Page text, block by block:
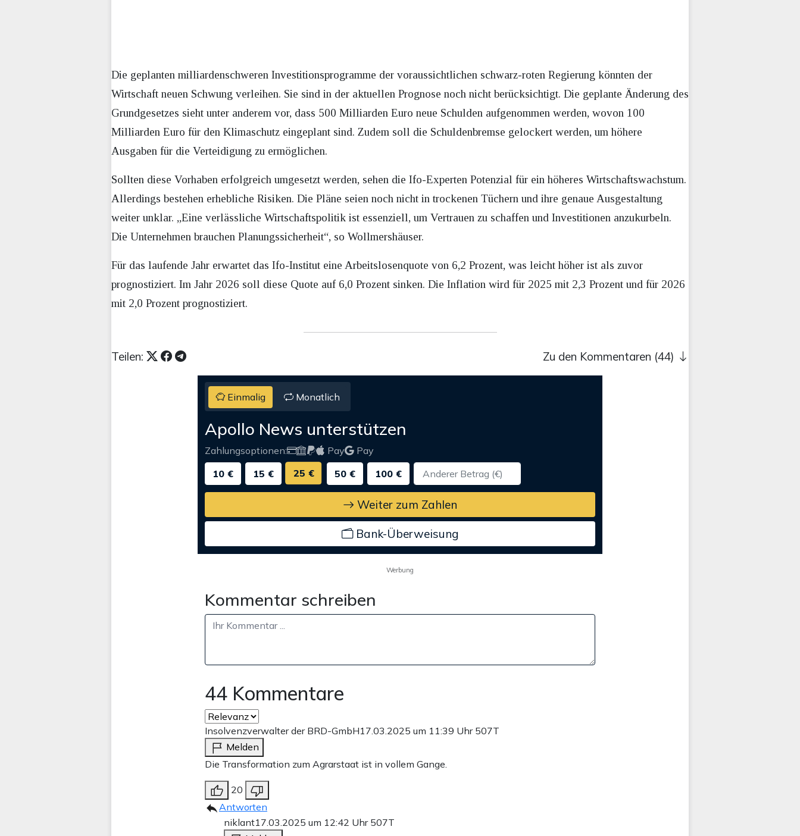
Die geplanten milliardenschweren Investitionsprogramme der voraussichtlichen schwarz-roten Regierung könnten der
Wirtschaft neuen Schwung verleihen. Sie sind in der aktuellen Prognose noch nicht berücksichtigt. Die geplante Änderung des
Grundgesetzes sieht unter anderem vor, dass 500 Milliarden Euro neue Schulden aufgenommen werden, wovon 100
Milliarden Euro für den Klimaschutz eingeplant sind. Zudem soll die Schuldenbremse gelockert werden, um höhere
Ausgaben für die Verteidigung zu ermöglichen.
Sollten diese Vorhaben erfolgreich umgesetzt werden, sehen die Ifo-Experten Potenzial für ein höheres Wirtschaftswachstum.
Allerdings bestehen erhebliche Risiken. Die Pläne seien noch nicht in trockenen Tüchern und ihre genaue Ausgestaltung
weiter unklar. „Eine verlässliche Wirtschaftspolitik ist essenziell, um Vertrauen zu schaffen und Investitionen anzukurbeln.
Die Unternehmen brauchen Planungssicherheit“, so Wollmershäuser.
Für das laufende Jahr erwartet das Ifo-Institut eine Arbeitslosenquote von 6,2 Prozent, was leicht höher ist als zuvor
prognostiziert. Im Jahr 2026 soll diese Quote auf 6,0 Prozent sinken. Die Inflation wird für 2025 mit 2,3 Prozent und für 2026
mit 2,0 Prozent prognostiziert.
Teilen: Zu den Kommentaren (44)
Einmalig Monatlich
Apollo News unterstützen
Zahlungsoptionen: Pay
Pay
10 €
15 € 25 € 50 € 100 €
Weiter zum Zahlen
Bank-Überweisung
Werbung
Kommentar schreiben
44 Kommentare
Insolvenzverwalter der BRD-GmbH17.03.2025 um 11:39 Uhr 507T
Melden
Die Transformation zum Agrarstaat ist in vollem Gange.
20
Antworten
niklant17.03.2025 um 12:42 Uhr 507T